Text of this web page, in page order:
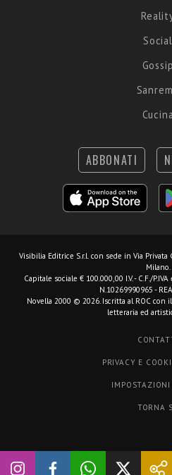
Social
Gossip
Cucina
ABBONATI
Visibilia Editrice S.r.l. con sede in Via Privata
Milano.
Capitale sociale € 100.000,00 I.V. - C.F./
N.10269990965 -
Novella 2000 © 2026. Iscritta al ROC
letteraria ed
PRIVACY E
TORNA